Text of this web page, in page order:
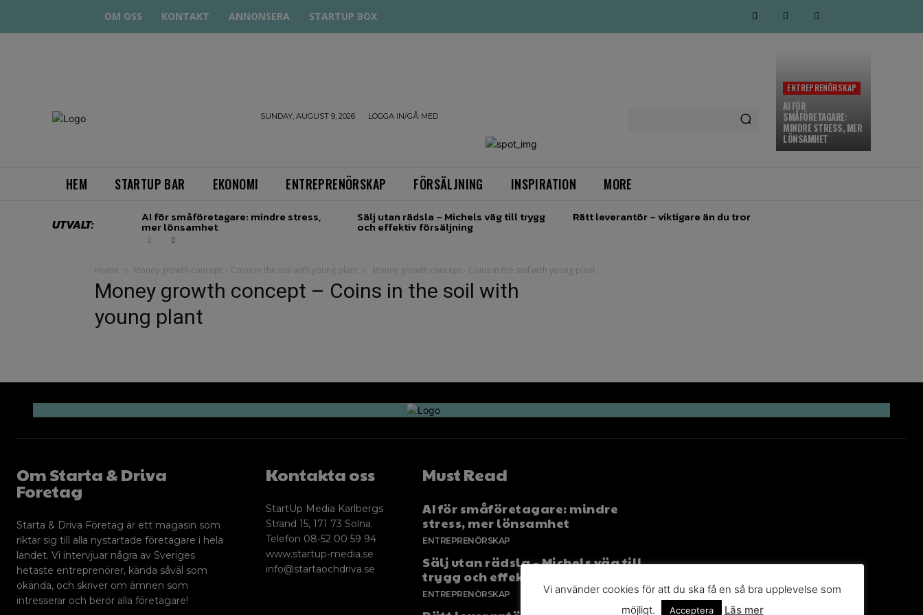
OM OSS KONTAKT ANNONSERA STARTUP BOX
SUNDAY, AUGUST 9, 2026 LOGGA IN/GÅ MED
ENTREPRENÖRSKAP
AI FÖR
SMÅFÖRETAGARE:
MINDRE STRESS, MER
LÖNSAMHET
HEM STARTUP BAR EKONOMI ENTREPRENÖRSKAP FÖRSÄLJNING INSPIRATION MORE
UTVALT: AI för småföretagare: mindre stress,
mer lönsamhet
Sälj utan rädsla – Michels väg till trygg
och effektiv försäljning
Rätt leverantör – viktigare än du tror
Home Money growth concept – Coins in the soil with young plant Money growth concept - Coins in the soil with young plant
Money growth concept – Coins in the soil with
young plant
Om Starta & Driva
Foretag
Starta & Driva Företag är ett magasin som
riktar sig till alla nystartade företagare i hela
landet. Vi intervjuar några av Sveriges
hetaste entreprenörer, kända såväl som
okända, och skriver om ämnen som
intresserar och berör alla företagare!
Kontakta oss
StartUp Media Karlbergs
Strand 15, 171 73 Solna.
Telefon 08-52 00 59 94
www.startup-media.se
info@startaochdriva.se
Must Read
AI för småföretagare: mindre
stress, mer lönsamhet
ENTREPRENÖRSKAP
Sälj utan rädsla – Michels väg till
trygg och effektiv försäljning
ENTREPRENÖRSKAP
Vi använder cookies för att du ska få en så bra upplevelse som
möjligt.
Acceptera Läs mer